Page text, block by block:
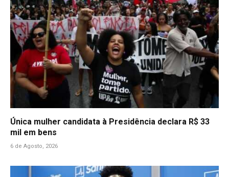
Única mulher candidata à Presidência declara R$ 33
mil em bens
6 de Agosto, 2026